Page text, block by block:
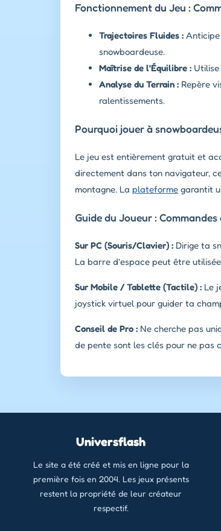
Fonctionnement du Jeu :
Trajectoires Fluides :
snowboardeuse.
Maîtrise de l'Équilibre :
Analyse du Terrain : Repère
ralentissements.
Pourquoi jouer à
Le jeu est entièrement gratuit et
directement dans ton navigateur,
montagne. La plateforme garantit
Guide du Joueur :
Sur PC (Souris/Clavier) : Dirige ta
La barre d'espace peut être
Sur Mobile / Tablette (Tactile) : Le
joystick virtuel pour guider ta
Conseil de Pro : Ne cherche pas
de pente sont les clés pour ne pas
Universflash
Le site a été créé et mis en ligne pour la
première fois en 2004. Les jeux présents
restent la propriété de leur créateur
respectif.